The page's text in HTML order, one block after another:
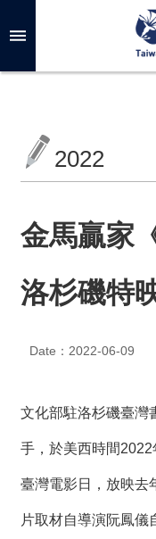
關
們
最
新
度
動
歷
年
活
2022
金馬贏家
洛杉磯特
Date：2022-06-09
文化部駐洛杉磯臺灣
手，於美西時間
臺灣電影日，放映去
片取材自導演阮鳳儀